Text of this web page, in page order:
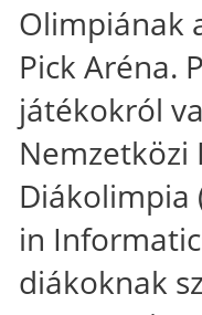
Olimpiának
Pick Aréna.
játékokról
in
diákoknak